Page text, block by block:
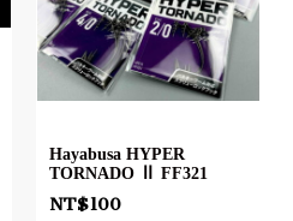
Hayabusa HYPER
TORNADO Ⅱ FF321
NT$100